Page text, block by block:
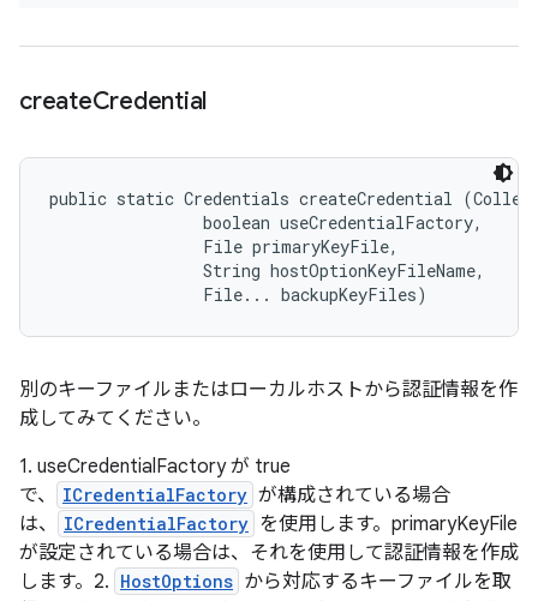
createCredential
public static Credentials createCredential
                boolean useCredentialFactory,
                File primaryKeyFile,
                String hostOptionKeyFileName,
                File... backupKeyFiles)
別のキーファイルまたはローカルホストから認証情報を作
成してみてください。
1. useCredentialFactory が true
で、
ICredentialFactory が構成されている場合
は、
ICredentialFactory を使用します。primaryKeyFile
が設定されている場合は、それを使用して認証情報を作成
します。2. HostOptions から対応するキーファイルを取